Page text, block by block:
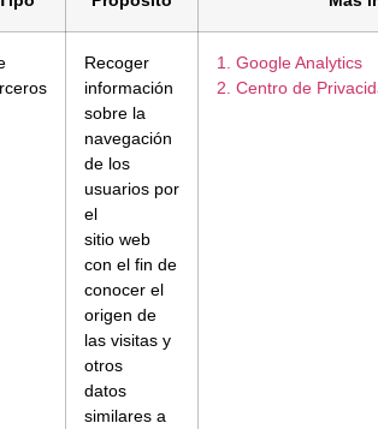
Recoger
información
sobre la
navegación
de los
usuarios por
el
sitio web
con el fin de
conocer el
origen de
las visitas y
otros
datos
similares a
1. Google Analytics
2. Centro de